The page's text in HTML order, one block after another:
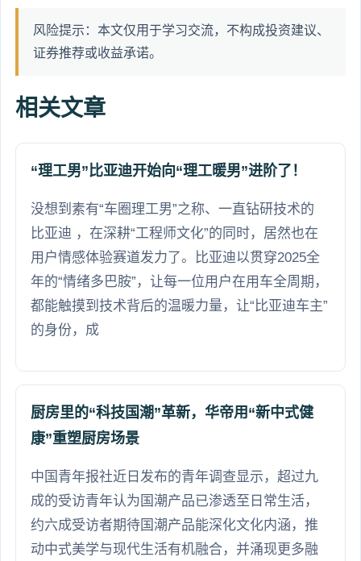
风险提示：本文仅用于学习交流，不构成投资建议、
证券推荐或收益承诺。
相关文章
“理工男”比亚迪开始向“理工暖男”进阶了！
没想到素有“车圈理工男”之称、一直钻研技术的
比亚迪 ，在深耕“工程师文化”的同时，居然也在
用户情感体验赛道发力了。比亚迪以贯穿2025全
年的“情绪多巴胺”，让每一位用户在用车全周期，
都能触摸到技术背后的温暖力量，让“比亚迪车主”
的身份，成
厨房里的“科技国潮”革新，华帝用“新中式健
康”重塑厨房场景
中国青年报社近日发布的青年调查显示，超过九
成的受访青年认为国潮产品已渗透至日常生活，
约六成受访者期待国潮产品能深化文化内涵，推
动中式美学与现代生活有机融合，并涌现更多融